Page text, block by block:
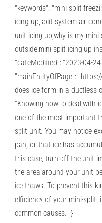
"keywords": "mini split
icing up,split system air
unit icing up,why is my
outside,mini split icing up
"dateModified": "2023-04-
"mainEntityOfPage":
does-ice-form-in-a-
"Knowing how to deal with
one of the most important
split unit. You may notice
pan, or that ice has
this case, turn off the unit
the area around your unit
ice thaws. To prevent this
efficiency of your mini-split,
common causes." }